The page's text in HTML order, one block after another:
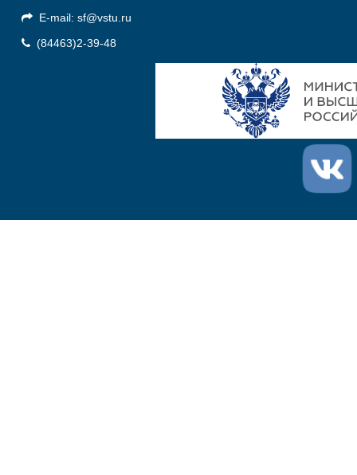
E-mail: sf@vstu.ru
(84463)2-39-48